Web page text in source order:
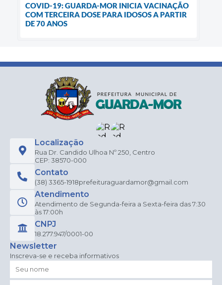
COVID-19: GUARDA-MOR INICIA VACINAÇÃO
COM TERCEIRA DOSE PARA IDOSOS A PARTIR
DE 70 ANOS
Localização
Rua Dr. Candido Ulhoa Nº 250, Centro
CEP: 38570-000
Contato
(38) 3365-1918prefeituraguardamor@gmail.com
Atendimento
Atendimento de Segunda-feira a Sexta-feira das 7:30
às 17:00h
CNPJ
18.277.947/0001-00
Newsletter
Inscreva-se e receba informativos